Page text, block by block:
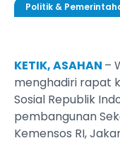
Politik &
KETIK, ASAHAN –
menghadiri rapat
Sosial Republik
pembangunan
Kemensos RI,